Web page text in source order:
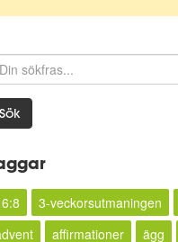
Sök
3-veckorsutmaningen
affirmationer ägg